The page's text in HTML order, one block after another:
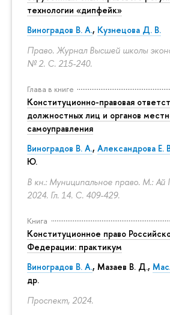
технологии «дипфейк»
Виноградов В. А., Кузнецова Д. В.
Право. Журнал Высшей школы
№ 2. С. 215-240.
Глава в книге
Конституционно-правовая
должностных лиц и органов
самоуправления
Виноградов В. А., Александрова Е.
Ю.
В кн.: Муниципальное право. М.:
2024. Гл. 14. С. 409-429.
Книга
Конституционное право
Федерации: практикум
Виноградов В. А., Мазаев В. Д.,
др.
Проспект, 2024.